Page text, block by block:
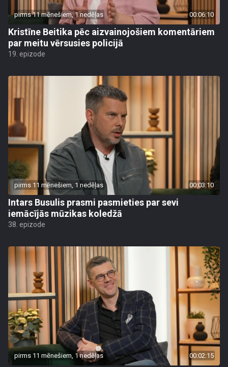
pirms 11 mēnešiem, 1 nedēļas 00:06:10
Kristīne Beitika pēc aizvainojošiem komentāriem
par meitu vērsusies policijā
19. epizode
pirms 11 mēnešiem, 1 nedēļas 00:03:10
Intars Busulis prasmi pasmieties par sevi
iemācījās mūzikas koledžā
38. epizode
pirms 11 mēnešiem, 1 nedēļas 00:02:15